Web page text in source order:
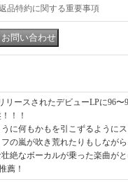
品特約に関する重要事項
ースされたデビューLPに96〜
！！
に何もかもを引こずるように
の嵐が吹き荒れたりもしなが
絶なボーカルが乗った楽曲がと
薦！